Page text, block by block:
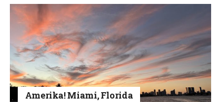
Amerika! Miami, Florida